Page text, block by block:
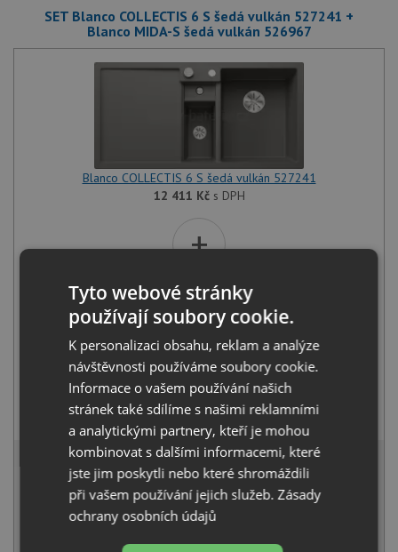
SET Blanco COLLECTIS 6 S šedá vulkán 527241 +
Blanco MIDA-S šedá vulkán 526967
Blanco COLLECTIS 6 S šedá vulkán 527241
12 411 Kčs DPH
+
Blanco MIDA-S šedá vulkán 526967
4 941 Kčs DPH
16 484 Kčs DPH
Běžná cena:
Sleva: 868 Kč
SKLADEM U VÝROBCE
Tyto webové stránky
používají soubory cookie.
K personalizaci obsahu, reklam a analýze
návštěvnosti používáme soubory cookie.
Informace o vašem používání našich
stránek také sdílíme s našimi reklamními
a analytickými partnery, kteří je mohou
kombinovat s dalšími informacemi, které
jste jim poskytli nebo které shromáždili
při vašem používání jejich služeb.Zásady
ochrany osobních údajů